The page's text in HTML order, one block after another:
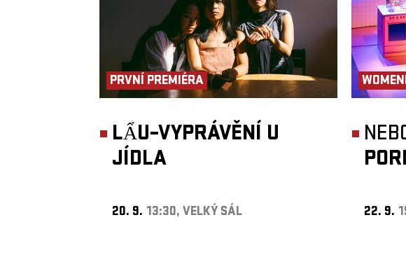
PRVNÍ PREMIÉRA
LẨU–VYPRÁVĚNÍ U
JÍDLA
20. 9. 13:30, VELKÝ SÁL 22. 9.